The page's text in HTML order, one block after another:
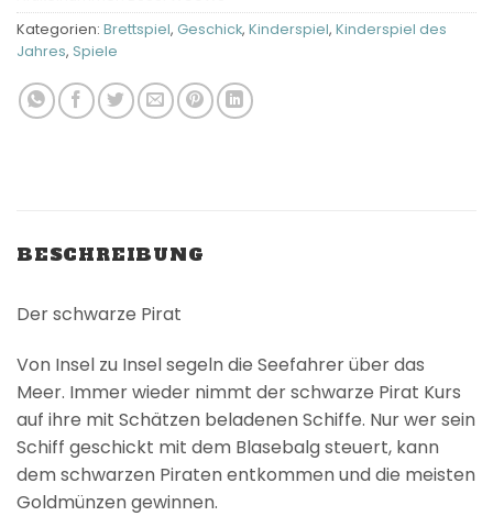
Kategorien: Brettspiel, Geschick, Kinderspiel, Kinderspiel des
Jahres, Spiele
BESCHREIBUNG
Der schwarze Pirat
Von Insel zu Insel segeln die Seefahrer über das
Meer. Immer wieder nimmt der schwarze Pirat Kurs
auf ihre mit Schätzen beladenen Schiffe. Nur wer sein
Schiff geschickt mit dem Blasebalg steuert, kann
dem schwarzen Piraten entkommen und die meisten
Goldmünzen gewinnen.